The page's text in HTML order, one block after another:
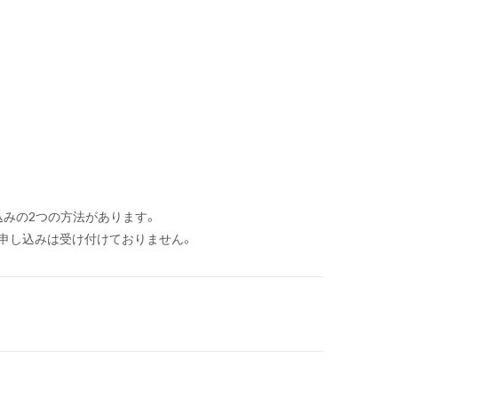
の2つの方法があります。
し込みは受け付けておりません。